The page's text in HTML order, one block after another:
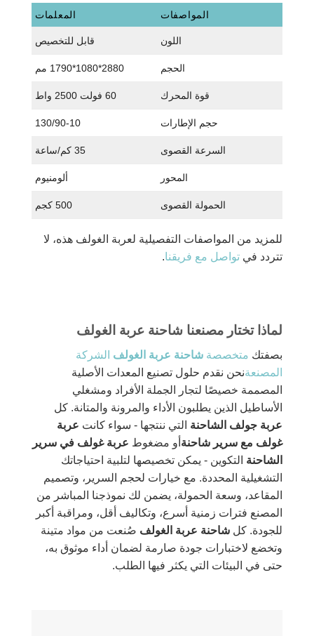
المواصفات المعلمات
اللون قابل للتخصيص
الحجم 2880*1080*1790 مم
قوة المحرك 60 فولت 2500 واط
حجم الإطارات 130/90-10
السرعة القصوى 35 كم/ساعة
المحور ألومنيوم
الحمولة القصوى 500 كجم
للمزيد من المواصفات التفصيلية لعربة الغولف هذه، لا
تتردد في تواصل مع فريقنا.
لماذا تختار مصنعنا شاحنة عربة الغولف
بصفتك متخصصة شاحنة عربة الغولف الشركة
المصنعةنحن نقدم حلول تصنيع المعدات الأصلية
المصممة خصيصًا لتجار الجملة الأفراد ومشغلي
الأساطيل الذين يطلبون الأداء والمرونة والمتانة. كل
عربة جولف الشاحنة التي ننتجها - سواء كانت عربة
غولف مع سرير شاحنة أو مضغوط عربة غولف في سرير
الشاحنة التكوين - يمكن تخصيصها لتلبية احتياجاتك
التشغيلية المحددة. مع خيارات لحجم السرير، وتصميم
المقاعد، وسعة الحمولة، يضمن لك نموذجنا المباشر من
المصنع فترات زمنية أسرع، وتكاليف أقل، ومراقبة أكبر
للجودة. كل شاحنة عربة الغولف صُنعت من مواد متينة
وتخضع لاختبارات جودة صارمة لضمان أداء موثوق به،
حتى في البيئات التي يكثر فيها الطلب.